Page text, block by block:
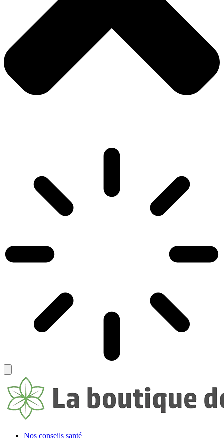
Nos conseils santé